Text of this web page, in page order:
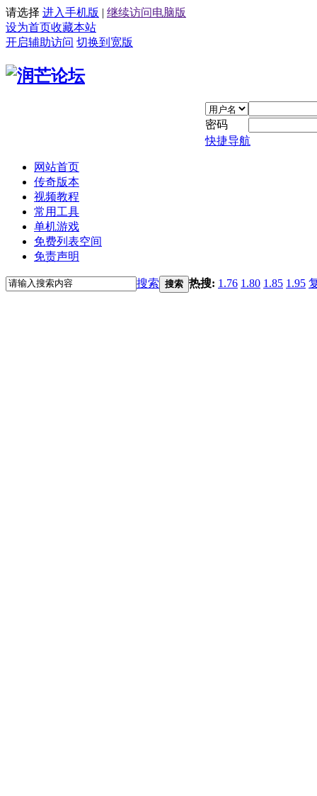
请选择 进入手机版 | 继续访问电脑版
设为首页收藏本站
开启辅助访问 切换到宽版
密码
快捷导航
网站首页
传奇版本
视频教程
常用工具
单机游戏
免费列表空间
免责声明
搜索 搜索 热搜: 1.76 1.80 1.85 1.95